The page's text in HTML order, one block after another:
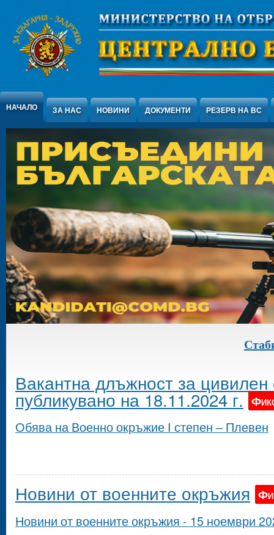
Jump to Content
НАЧАЛО ЗА НАС НОВИНИ ДОКУМЕНТИ РЕЗЕРВ НА ВС
Вакантна длъжност за
публикувано на 18.11.2024 г.
Обява на Военно окръжие І степен – Плевен
Новини от военните окръжия
Новини от военните окръжия - 15 ноември